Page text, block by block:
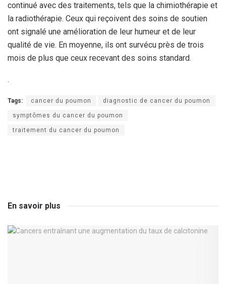
continué avec des traitements, tels que la chimiothérapie et
la radiothérapie. Ceux qui reçoivent des soins de soutien
ont signalé une amélioration de leur humeur et de leur
qualité de vie. En moyenne, ils ont survécu près de trois
mois de plus que ceux recevant des soins standard.
.
Tags: cancer du poumon diagnostic de cancer du poumon
symptômes du cancer du poumon
traitement du cancer du poumon
En savoir plus